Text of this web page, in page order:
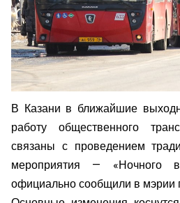
В Казани в ближайшие
работу общественного
связаны с проведением
мероприятия — «Ночного
официально сообщили в мэрии